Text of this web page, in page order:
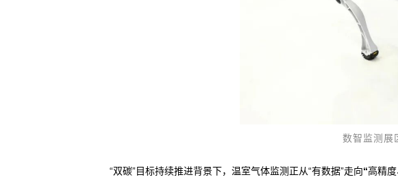
数智监测展
“双碳”目标持续推进背景下，温室气体监测正从“有数据”走向“高精